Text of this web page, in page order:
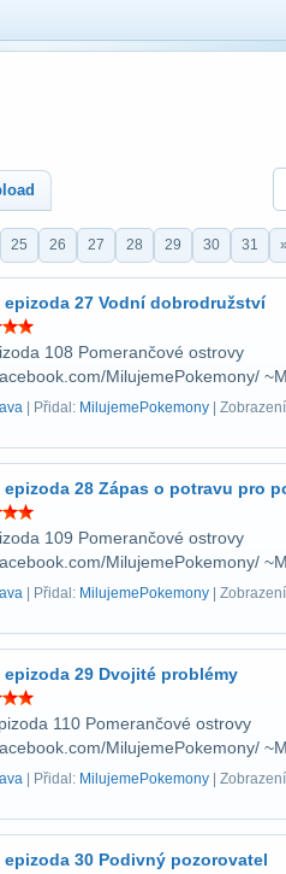
25 26 27 28 29 30 31 »
epizoda 27 Vodní dobrodružství
108 Pomerančové ostrovy
MilujemePokemony/
| Přidal: MilujemePokemony |
epizoda 28 Zápas o potravu pro
109 Pomerančové ostrovy
MilujemePokemony/
| Přidal: MilujemePokemony |
epizoda 29 Dvojité problémy
110 Pomerančové ostrovy
MilujemePokemony/
| Přidal: MilujemePokemony |
epizoda 30 Podivný pozorovatel